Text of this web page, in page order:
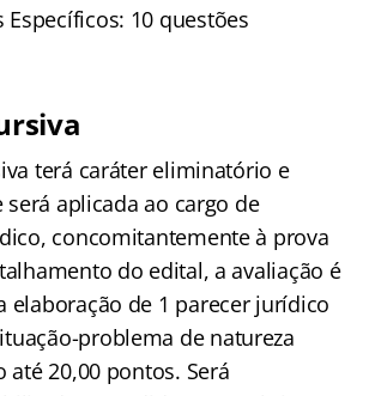
10 questões
terá caráter eliminatório e
aplicada ao cargo de
concomitantemente à prova
do edital, a avaliação é
elaboração de 1 parecer jurídico
problema de natureza
até 20,00 pontos. Será